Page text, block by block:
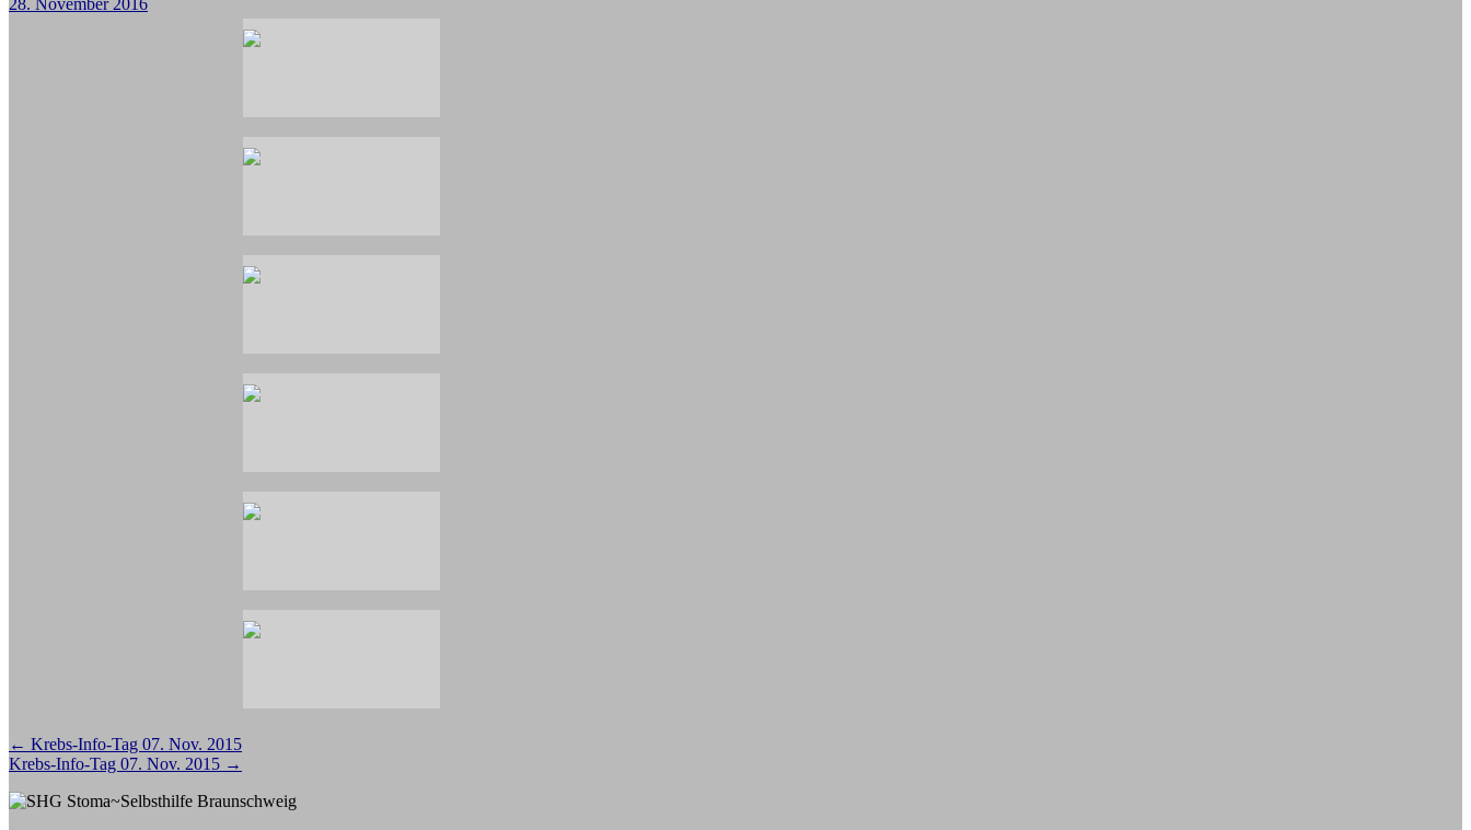
Beitragsnavigation
← Krebs-Info-Tag 07. Nov. 2015
Krebs-Info-Tag 07. Nov. 2015 →